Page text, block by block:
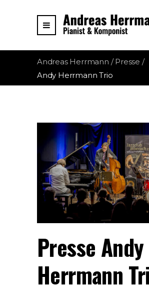
Andreas Herrmann /Presse /
Andy Herrmann Trio
Presse Andy
Herrmann